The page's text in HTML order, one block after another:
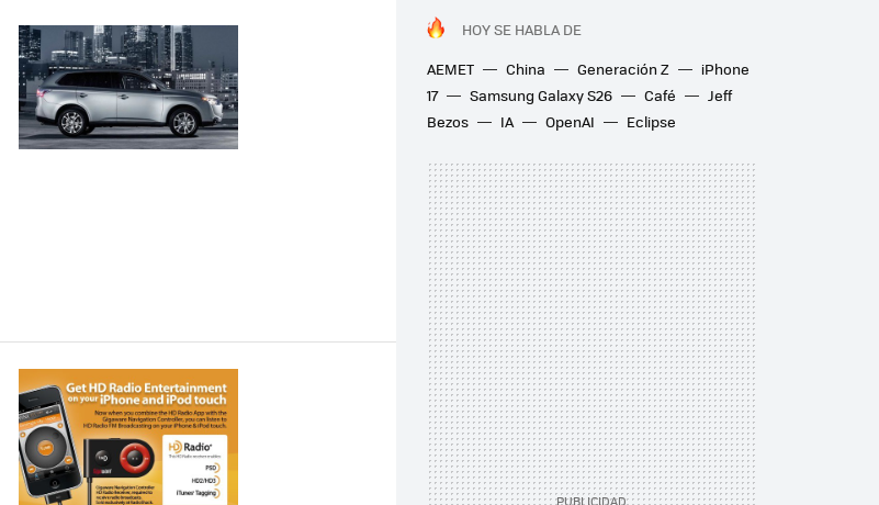
HOY SE HABLA DE
AEMET
China Generación Z
iPhone
17
Samsung Galaxy S26 Café
Jeff
Bezos
IA OpenAI Eclipse